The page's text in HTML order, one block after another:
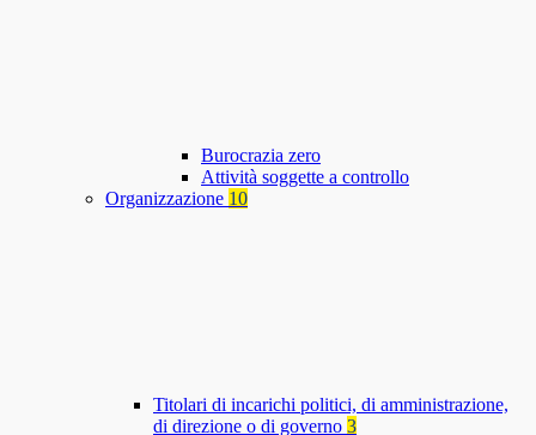
Burocrazia zero
Attività soggette a controllo
Organizzazione 10
Titolari di incarichi politici, di amministrazione,
di direzione o di governo 3